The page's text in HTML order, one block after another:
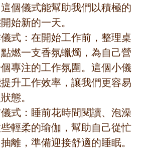
個儀式能幫助我們以積極的
始新的一天。
式：在開始工作前，整理桌
燃一支香氛蠟燭，為自己營
專注的工作氛圍。這個小儀
升工作效率，讓我們更容易
態。
式：睡前花時間閱讀、泡澡
輕柔的瑜伽，幫助自己從忙
離，準備迎接舒適的睡眠。